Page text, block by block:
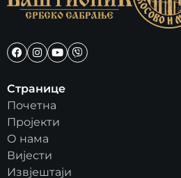
Странице
Почетна
Пројекти
О нама
Вијести
Извјештаји